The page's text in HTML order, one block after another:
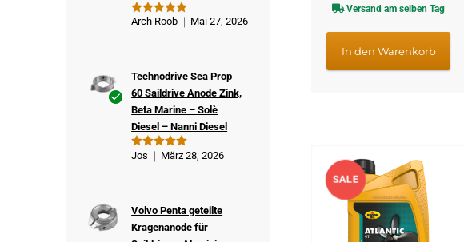
war:
€54,04
ist:
€45,19.
Versand am selben Tag
In den Warenkorb
SALE
Bewertet
Arch Roob Mai 27, 2026
r
Bewertet
Technodrive Sea Prop
60 Saildrive Anode Zink,
Beta Marine – Solè
Diesel – Nanni Diesel
Jos März 28, 2026
Volvo Penta geteilte
Kragenanode für